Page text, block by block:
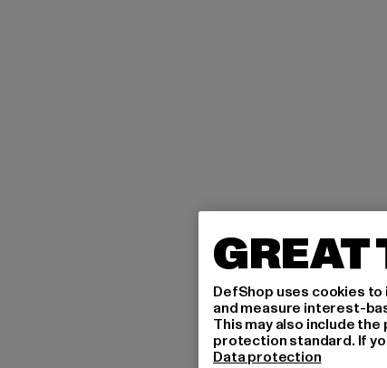
GREAT
DefShop uses cookies
and measure interest-
This may also include
protection standard. If
Data protection